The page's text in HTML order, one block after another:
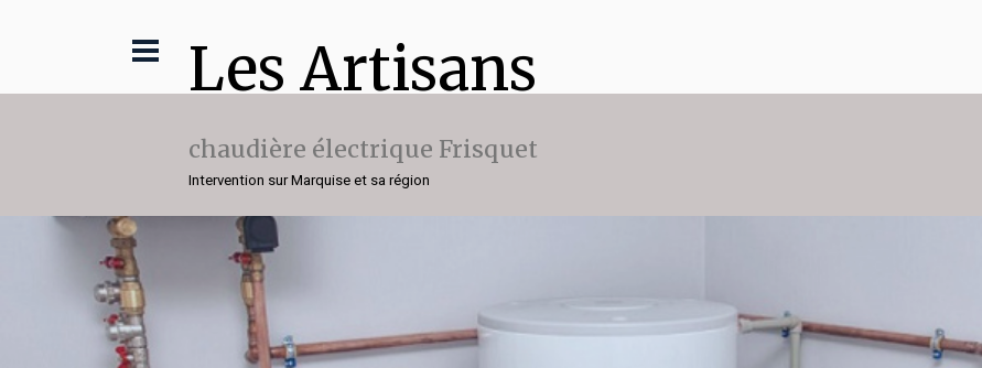
Les Artisans
chaudière électrique Frisquet
Intervention sur Marquise et sa région